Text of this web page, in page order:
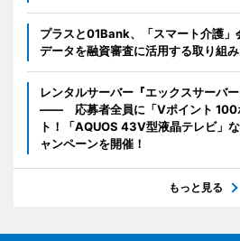
プラスと01Bank、「スマート介護」
データを融資審査に活用する取り組
レンタルサーバー『エックスサーバ
―― 応募者全員に「Vポイント 100
ト！「AQUOS 43V型液晶テレビ」
ャンペーンを開催！
もっと見る